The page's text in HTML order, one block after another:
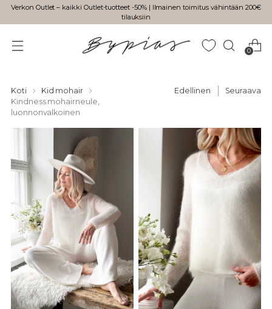
Verkon Outlet – kaikki Outlet-tuotteet -50% | Ilmainen toimitus vähintään 200€
tilauksiin
0
Koti
Kid mohair
Kindness mohairneule,
luonnonvalkoinen
Edellinen Seuraava